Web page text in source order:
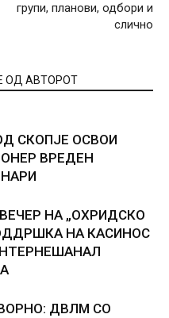
групи, планови, одбори и
слично
ОД АВТОРОТ
СКОПЈЕ ОСВОИ
ВРЕДЕН
НА „ОХРИДСКО
НА КАСИНОС
ДВЛМ СО